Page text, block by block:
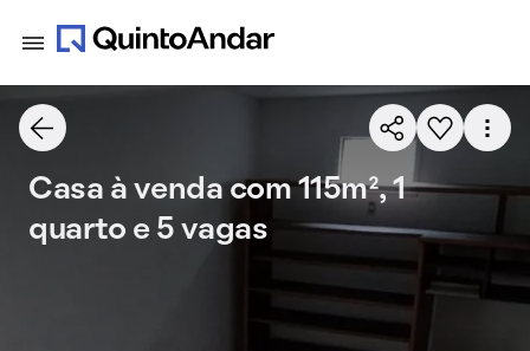
Casa à venda com 115m², 1
quarto e 5 vagas